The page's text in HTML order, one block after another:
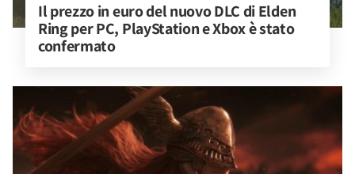
Il prezzo in euro del nuovo DLC di Elden
Ring per PC, PlayStation e Xbox è stato
confermato